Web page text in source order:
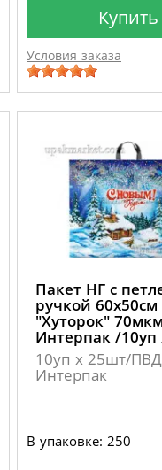
Купить
Условия заказа
Пакет НГ с
ручкой 60х50см
"Хуторок"
Интерпак /
10уп х 25шт/
Интерпак
В упаковке: 250